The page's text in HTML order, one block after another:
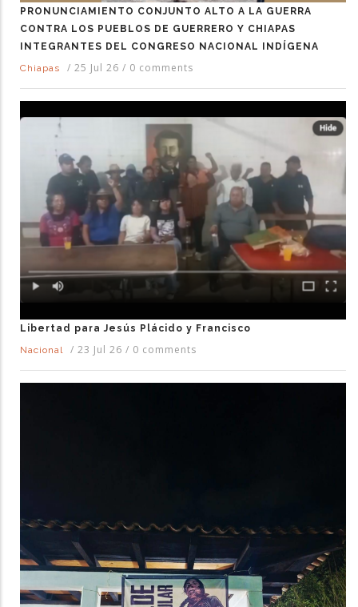
PRONUNCIAMIENTO CONJUNTO ALTO A LA GUERRA
CONTRA LOS PUEBLOS DE GUERRERO Y CHIAPAS
INTEGRANTES DEL CONGRESO NACIONAL INDÍGENA
Chiapas
/ 25 Jul 26 / 0 comments
Libertad para Jesús Plácido y Francisco
Nacional
/ 23 Jul 26 / 0 comments